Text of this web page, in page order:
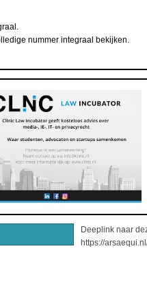
nummer integraal bekijken.
Deeplink naar
https://